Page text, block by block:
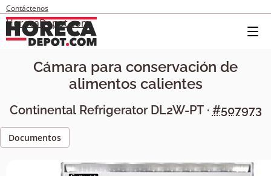
Contáctenos
HorecaDepot.com
Cámara para conservación de
alimentos calientes
Continental Refrigerator DL2W-PT· #507973
Documentos